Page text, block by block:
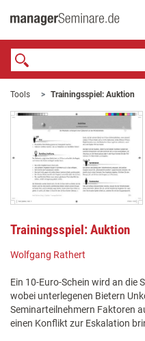
Tools Trainingsspiel: Auktion
Trainingsspiel: Auktion
Wolfgang Rathert
Ein 10-Euro-Schein wird an die
wobei unterlegenen Bietern
Seminarteilnehmern Faktoren
einen Konflikt zur Eskalation